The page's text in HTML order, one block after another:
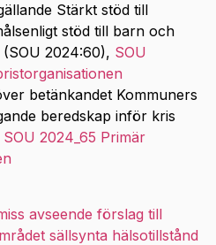
Stärkt stöd till
stöd till barn och
2024:60), SOU
betänkandet Kommuners
beredskap inför kris
2024_65 Primär
avseende förslag till
sällsynta hälsotillstånd